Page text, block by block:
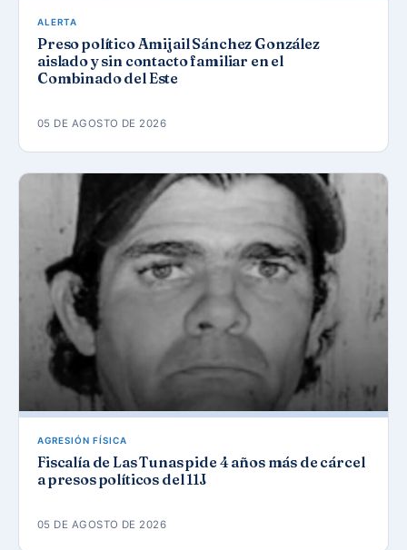
ALERTA
Preso político Amijail Sánchez González
aislado y sin contacto familiar en el
Combinado del Este
05 DE AGOSTO DE 2026
AGRESIÓN FÍSICA
Fiscalía de Las Tunas pide 4 años más de cárcel
a presos políticos del 11J
05 DE AGOSTO DE 2026